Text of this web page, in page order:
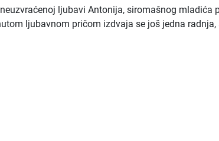
ljubavi Antonija, siromašnog mladića
ljubavnom pričom izdvaja se još jedna radnja,